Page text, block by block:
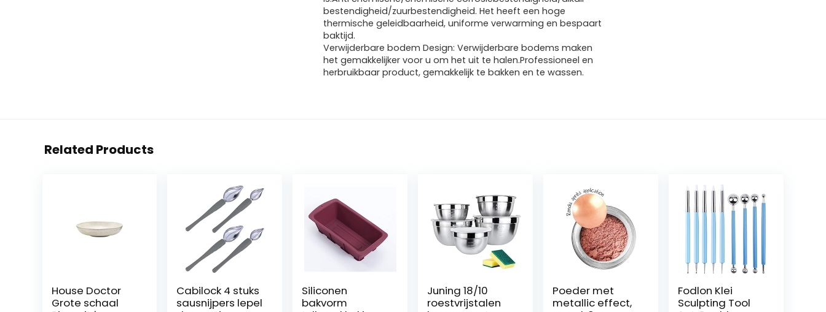
bestendigheid/zuurbestendigheid. Het heeft een hoge
thermische geleidbaarheid, uniforme verwarming en bespaart
baktijd.
Verwijderbare bodem Design: Verwijderbare bodems maken
het gemakkelijker voor u om het uit te halen.Professioneel en
herbruikbaar product, gemakkelijk te bakken en te wassen.
Related Products
House Doctor
Grote schaal
Cabilock 4 stuks
sausnijpers lepel
Siliconen
bakvorm
Juning 18/10
roestvrijstalen
Poeder met
metallic effect,
Fodlon Klei
Sculpting Tool